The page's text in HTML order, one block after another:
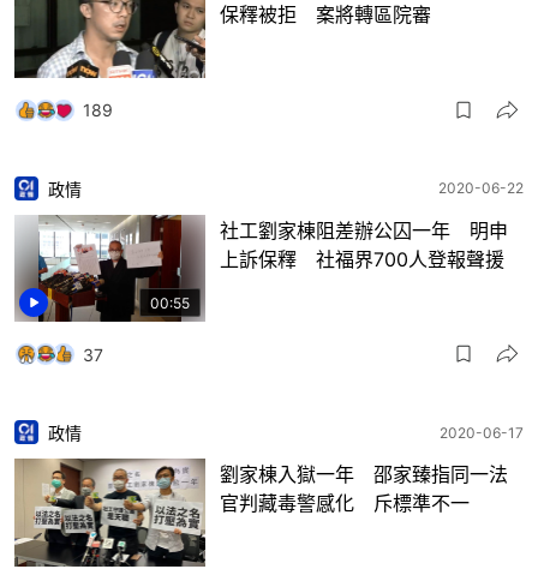
保釋被拒 案將轉區院審
189
00:55
政情 2020-06-22
社工劉家棟阻差辦公囚一年 明申
上訴保釋 社福界700人登報聲援
37
政情 2020-06-17
劉家棟入獄一年 邵家臻指同一法
官判藏毒警感化 斥標準不一